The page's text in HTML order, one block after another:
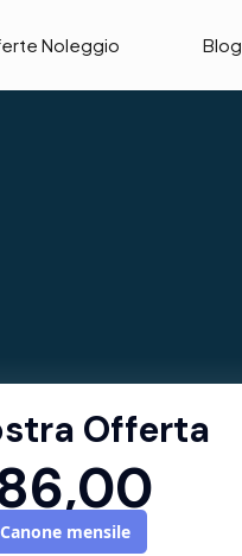
Noleggio Blog
Offerta
Canone mensile